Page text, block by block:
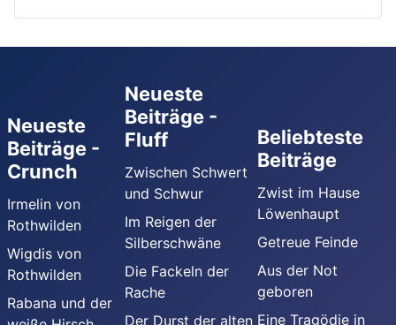
Neueste
Beiträge -
Crunch
Irmelin von
Rothwilden
Wigdis von
Rothwilden
Rabana und der
Neueste
Beiträge -
Fluff
Zwischen Schwert
und Schwur
Im Reigen der
Silberschwäne
Die Fackeln der
Rache
Der Durst der alten
Beliebteste
Beiträge
Zwist im Hause
Löwenhaupt
Getreue Feinde
Aus der Not
geboren
Eine Tragödie in